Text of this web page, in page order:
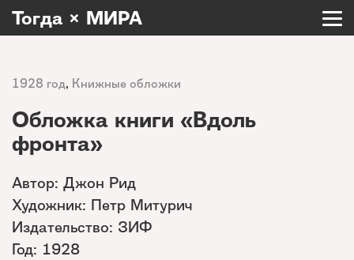
Тогда × МИРА
1928 год, Книжные обложки
Обложка книги «Вдоль
фронта»
Автор: Джон Рид
Художник: Петр Митурич
Издательство: ЗИФ
Год: 1928